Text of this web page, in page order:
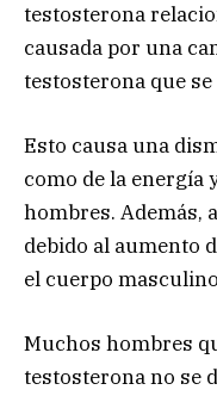
testosterona
causada por una
testosterona que
Esto causa una
como de la energía
hombres. Además,
debido al aumento
el cuerpo
Muchos hombres
testosterona no se